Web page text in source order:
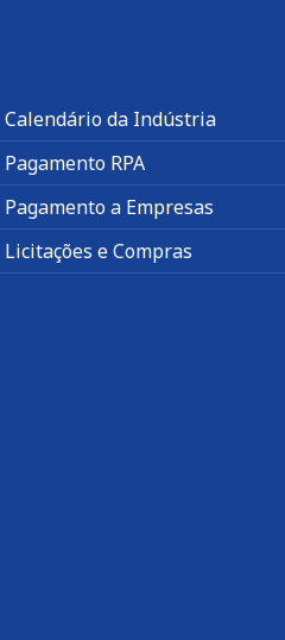
Calendário da Indústria
Pagamento RPA
Pagamento a Empresas
Licitações e Compras